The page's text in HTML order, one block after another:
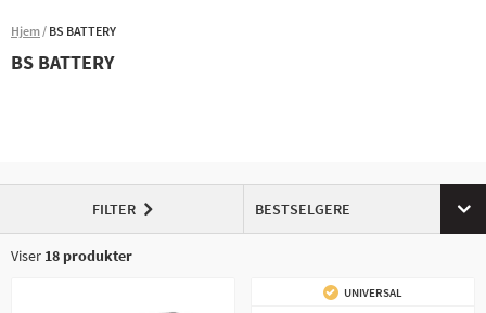
Hjem BS BATTERY
BS BATTERY
FILTER BESTSELGERE
Viser 18 produkter
UNIVERSAL